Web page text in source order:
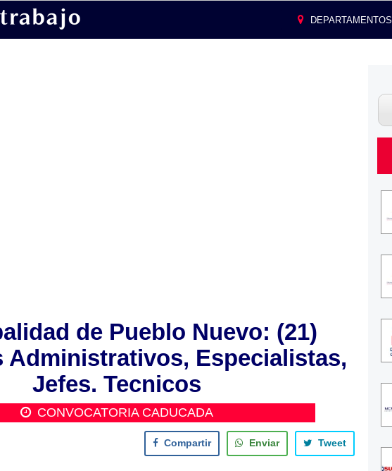
DEPARTAMENTOS
de Pueblo Nuevo: (21)
Administrativos, Especialistas,
Jefes. Tecnicos
CONVOCATORIA CADUCADA
Compartir Enviar Tweet